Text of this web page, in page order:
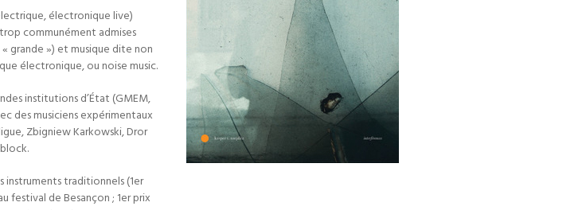
électronique live)
communément admises
grande ») et musique dite non
électronique, ou noise music.
institutions d’État (GMEM,
des musiciens expérimentaux
Zbigniew Karkowski, Dror
instruments traditionnels (1er
festival de Besançon ; 1er prix